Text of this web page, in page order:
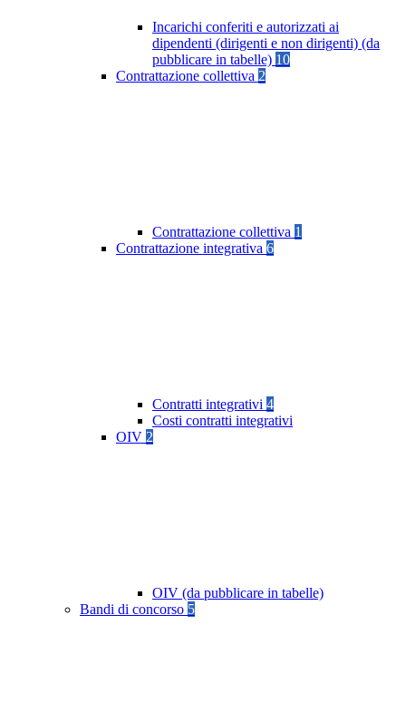
Incarichi conferiti e autorizzati ai
dipendenti (dirigenti e non dirigenti) (da
pubblicare in tabelle) 10
Contrattazione collettiva 2
Contrattazione collettiva 1
Contrattazione integrativa 6
Contratti integrativi 4
Costi contratti integrativi
OIV 2
OIV (da pubblicare in tabelle)
Bandi di concorso 5